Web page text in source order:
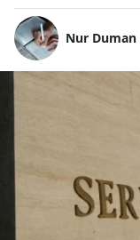
Nur Duman